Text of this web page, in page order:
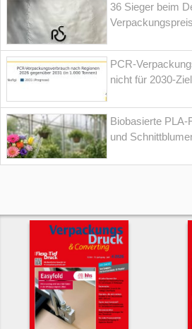
36 Sieger beim
PCR-
nicht für 2030-
Biobasierte PLA-
und